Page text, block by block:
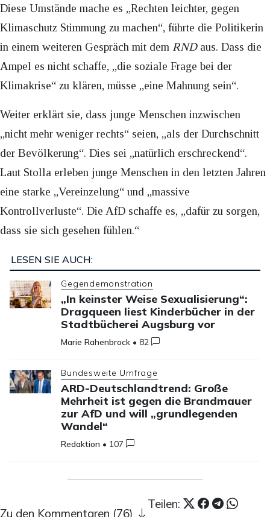
Diese Umstände mache es „Rechten leichter, gegen
Klimaschutz Stimmung zu machen“, führte die Politikerin
in einem weiteren Gespräch mit dem RNDaus. Dass die
Ampel es nicht schaffe, „die soziale Frage bei der
Klimakrise“ zu klären, müsse „eine Mahnung sein“.
Weiter erklärt sie, dass junge Menschen inzwischen
„nicht mehr weniger rechts“ seien, „als der Durchschnitt
der Bevölkerung“. Dies sei „natürlich erschreckend“.
Laut Stolla erleben junge Menschen in den letzten Jahren
eine starke „Vereinzelung“ und „massive
Kontrollverluste“. Die AfD schaffe es, „dafür zu sorgen,
dass sie sich gesehen fühlen.“
LESEN SIE AUCH:
Gegendemonstration
„In keinster Weise Sexualisierung“:
Dragqueen liest Kinderbücher in der
Stadtbücherei Augsburg vor
Marie Rahenbrock • 82
Bundesweite Umfrage
ARD-Deutschlandtrend: Große
Mehrheit ist gegen die Brandmauer
zur AfD und will „grundlegenden
Wandel“
Redaktion • 107
Teilen:
Zu den Kommentaren (76)